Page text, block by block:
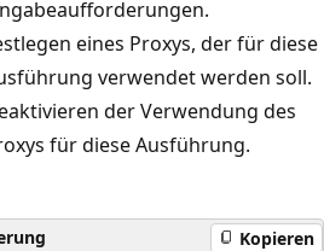
eines Proxys, der für diese
verwendet werden soll.
der Verwendung des
für diese Ausführung.
Kopieren